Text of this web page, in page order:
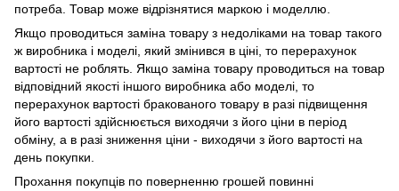
потреба. Товар може відрізнятися маркою і моделлю.
Якщо проводиться заміна товару з недоліками на товар такого
ж виробника і моделі, який змінився в ціні, то перерахунок
вартості не роблять. Якщо заміна товару проводиться на товар
відповідний якості іншого виробника або моделі, то
перерахунок вартості бракованого товару в разі підвищення
його вартості здійснюється виходячи з його ціни в період
обміну, а в разі зниження ціни - виходячи з його вартості на
день покупки.
Прохання покупців по поверненню грошей повинні